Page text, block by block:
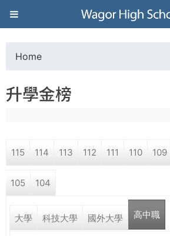
Jump to navigation
葳
格
高
學
o
a
r
e
Home
升學金榜
115 114 113 112 111 110 109
105 104
大學 科技大學 國外大學 高中職